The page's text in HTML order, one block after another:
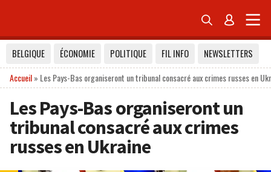
 
BELGIQUE ÉCONOMIE POLITIQUE FIL INFO
NEWSLETTERS
Accueil» Les Pays-Bas organiseront un tribunal consacré aux crimes russes en
Les Pays-Bas organiseront un
tribunal consacré aux crimes
russes en Ukraine